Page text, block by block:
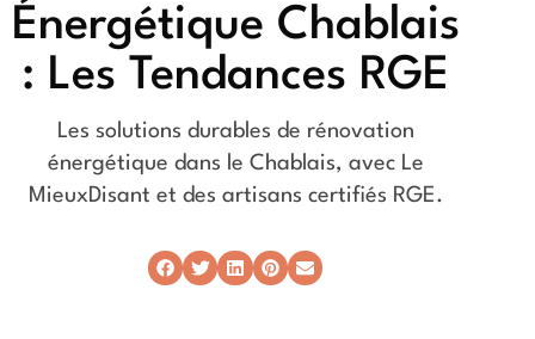
Énergétique Chablais
: Les Tendances RGE
Les solutions durables de rénovation
énergétique dans le Chablais, avec Le
MieuxDisant et des artisans certifiés RGE.